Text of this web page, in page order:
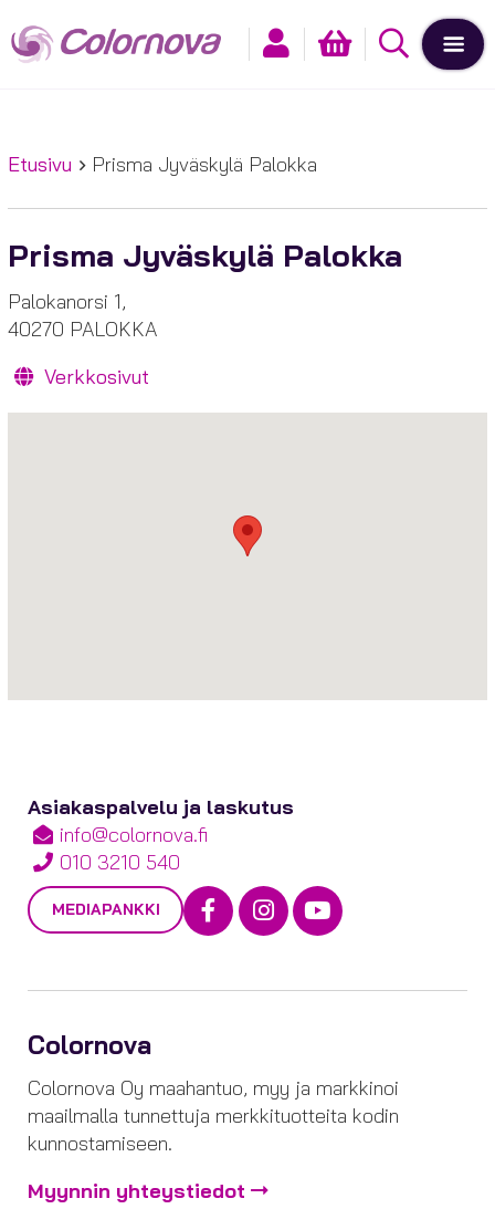
Etusivu Prisma Jyväskylä Palokka
Prisma Jyväskylä Palokka
Palokanorsi 1,
40270 PALOKKA
Verkkosivut
Asiakaspalvelu ja laskutus
info@colornova.fi
010 3210 540
MEDIAPANKKI Facebook
Instagram
Youtube
Colornova
Colornova Oy maahantuo, myy ja markkinoi
maailmalla tunnettuja merkkituotteita kodin
kunnostamiseen.
Myynnin yhteystiedot